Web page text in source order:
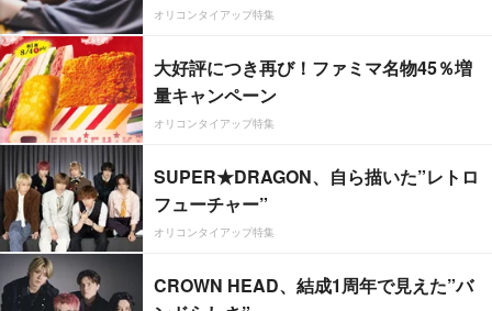
オリコンタイアップ特集
大好評につき再び！ファミマ名物45％増
量キャンペーン
オリコンタイアップ特集
SUPER★DRAGON、自ら描いた”レトロ
フューチャー”
オリコンタイアップ特集
CROWN HEAD、結成1周年で見えた”バ